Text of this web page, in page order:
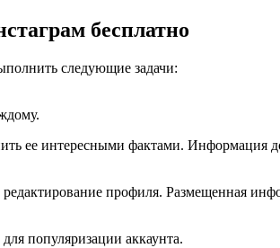
бесплатно
следующие задачи:
ее интересными фактами. Информация
профиля. Размещенная
популяризации аккаунта.